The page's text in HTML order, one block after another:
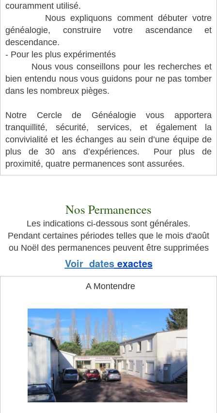
couramment utilisé.
Nous expliquons comment débuter votre
généalogie, construire votre ascendance et
descendance.
- Pour les plus expérimentés
Nous vous conseillons pour les recherches et
bien entendu nous vous guidons pour ne pas tomber
dans les nombreux pièges.
Notre Cercle de Généalogie vous apportera
tranquillité, sécurité, services, et également la
convivialité et les échanges au sein d’une équipe de
plus de 30 ans d’expériences. Pour plus de
proximité, quatre permanences sont assurées.
Nos Permanences
Les indications ci-dessous sont générales.
Pendant certaines périodes telles que le mois d'août
ou Noël des permanences peuvent être supprimées
Voir datesexactes
A Montendre